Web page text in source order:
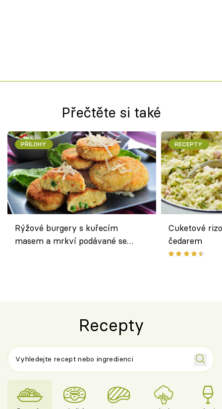
Přečtěte si také
PŘÍLOHY
Rýžové burgery s kuřecím
masem a mrkví podávané se
RECEPTY
Cuketové
čedarem
Recepty